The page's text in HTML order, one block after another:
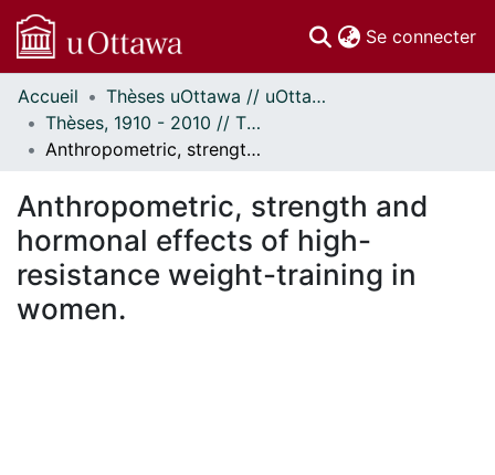
Se connecter
Communautés
et collections
Parcourir
À propos
Accueil
Thèses uOttawa // uOttawa Theses
Thèses, 1910 - 2010 // Theses, 1910 - 2010
Anthropometric, strength and hormonal effects of high-resistance weight-training in women.
Anthropometric, strength and
hormonal effects of high-
resistance weight-training in
women.